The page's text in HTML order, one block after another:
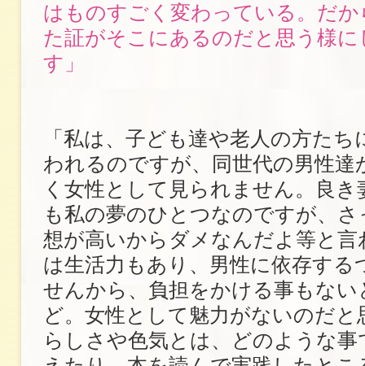
はものすごく変わっている。だか
た証がそこにあるのだと思う様
す」
「私は、子ども達や老人の方た
われるのですが、同世代の男性達
く女性として見られません。良き
も私の夢のひとつなのですが、
想が高いからダメなんだよ等と言
は生活力もあり、男性に依存する
せんから、負担をかける事もな
ど。女性として魅力がないのだと
らしさや色気とは、どのような